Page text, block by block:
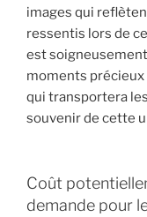
images qui
ressentis lors de
est
moments
qui transportera
souvenir de cette
Coût
demande pour